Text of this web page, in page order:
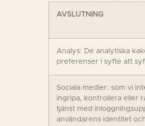
AVSLUTNING
Analys: De analytiska
preferenser i syfte att
Sociala medier: som vi
ingripa, kontrollera eller
tjänst med
användarens identitet